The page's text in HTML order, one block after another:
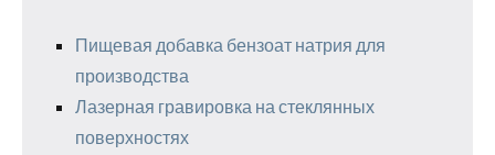
Пищевая добавка бензоат натрия для
производства
Лазерная гравировка на стеклянных
поверхностях